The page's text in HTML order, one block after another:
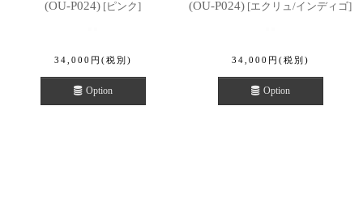
(OU-P024) [ピンク]
34,000 円 (税別)
Option
(OU-P024) [エクリュ/インディゴ]
34,000 円 (税別)
Option